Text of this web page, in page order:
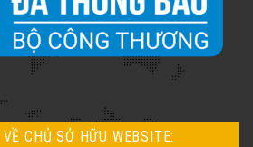
CHỦ SỞ HỮU WEBSITE: